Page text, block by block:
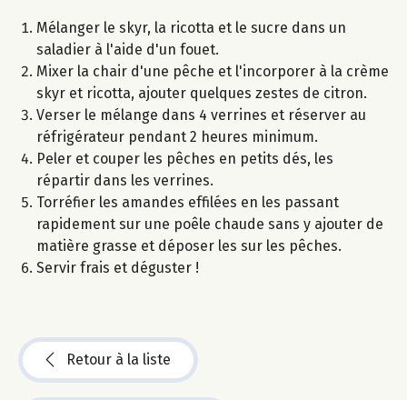
Mélanger le skyr, la ricotta et le sucre dans un
saladier à l'aide d'un fouet.
Mixer la chair d'une pêche et l'incorporer à la crème
skyr et ricotta, ajouter quelques zestes de citron.
Verser le mélange dans 4 verrines et réserver au
réfrigérateur pendant 2 heures minimum.
Peler et couper les pêches en petits dés, les
répartir dans les verrines.
Torréfier les amandes effilées en les passant
rapidement sur une poêle chaude sans y ajouter de
matière grasse et déposer les sur les pêches.
Servir frais et déguster !
Retour à la liste